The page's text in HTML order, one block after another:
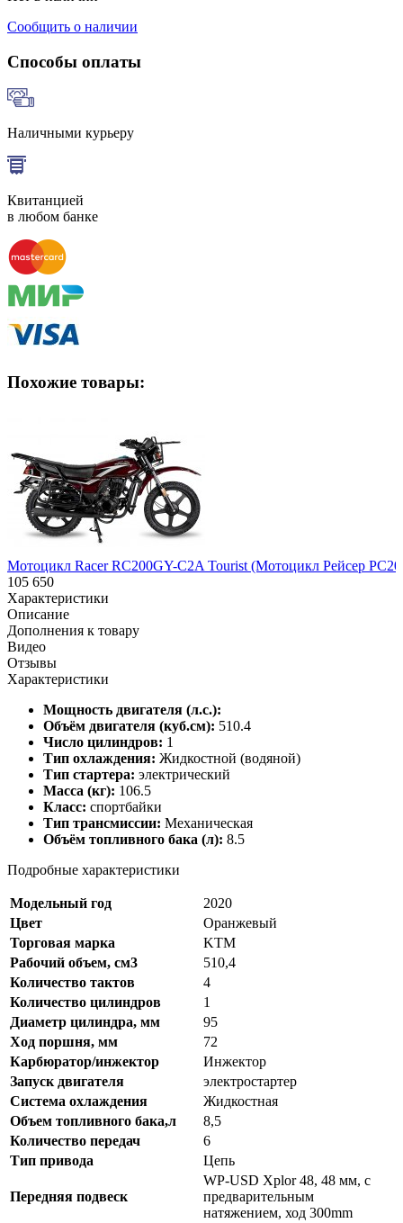
Сообщить о наличии
Способы оплаты
Наличными курьеру
Квитанцией
в любом банке
Похожие товары:
Мотоцикл Racer RC200GY-C2A Tourist (Мотоцикл Рейсер
105 650
Характеристики
Описание
Дополнения к товару
Видео
Отзывы
Характеристики
Мощность двигателя (л.с.):
Объём двигателя (куб.см): 510.4
Число цилиндров: 1
Тип охлаждения: Жидкостной (водяной)
Тип стартера: электрический
Масса (кг): 106.5
Класс: спортбайки
Тип трансмиссии: Механическая
Объём топливного бака (л): 8.5
Подробные характеристики
Модельный год
2020
Цвет
Оранжевый
Торговая марка
KTM
Рабочий объем, см3
510,4
Количество тактов
4
Количество цилиндров
1
Диаметр цилиндра, мм
95
Ход поршня, мм
72
Карбюратор/инжектор
Инжектор
Запуск двигателя
электростартер
Система охлаждения
Жидкостная
Объем топливного бака,л
8,5
Количество передач
6
Тип привода
Цепь
Передняя подвеск
WP-USD Xplor 48, 48 мм, с
предварительным
натяжением, ход 300mm